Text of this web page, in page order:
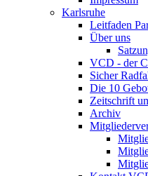
Karlsruhe
Leitfaden
Über uns
VCD - der
Sicher
Die 10
Zeitschrift
Archiv